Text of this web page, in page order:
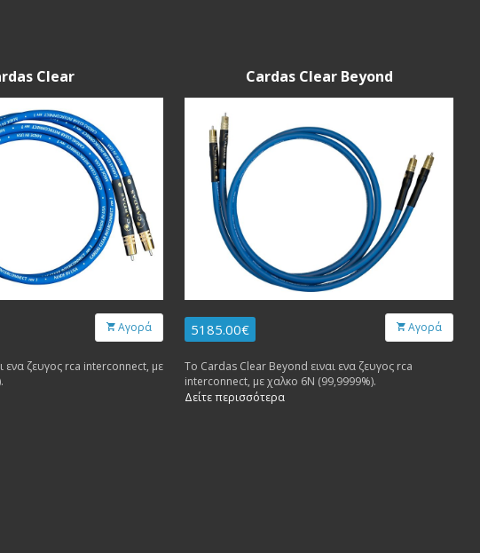
Clear
Αγορά
ενα ζευγος rca interconnect, με
Cardas Clear Beyond
5185.00€ Αγορά
Το Cardas Clear Beyond ειναι ενα ζευγος rca
interconnect, με χαλκο 6Ν (99,9999%).
Δείτε περισσότερα